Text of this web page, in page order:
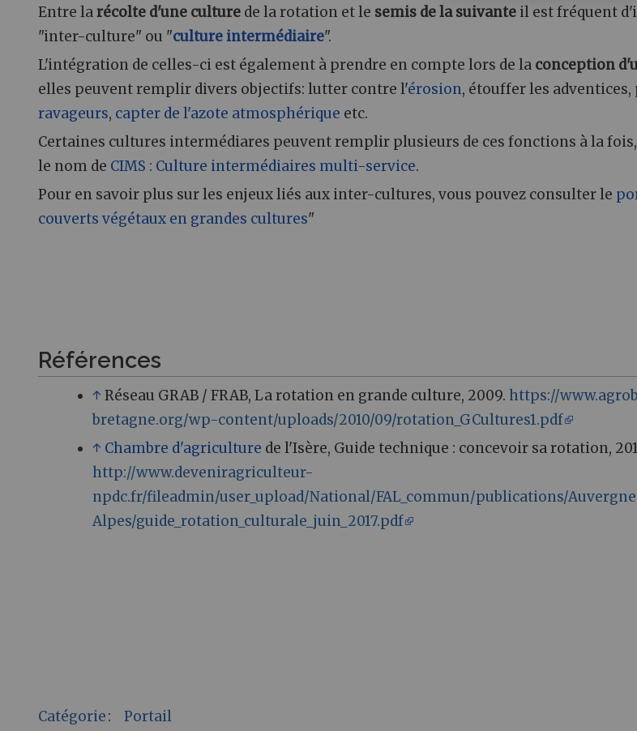
Entre larécolte d'une culture de la rotation et le semis de la suivante il est fréquent
"inter-culture" ou "culture intermédiaire".
L'intégration de celles-ci est également à prendre en compte lors de la conception
elles peuvent remplir divers objectifs: lutter contre l'érosion, étouffer les
ravageurs, capter de l'azote atmosphérique etc.
Certaines cultures intermédiares peuvent remplir plusieurs de ces fonctions à la
le nom de CIMS : Culture intermédiaires multi-service.
Pour en savoir plus sur les enjeux liés aux inter-cultures, vous pouvez consulter le
couverts végétaux en grandes cultures"
Références
↑ Réseau GRAB / FRAB, La rotation en grande culture, 2009.https://
bretagne.org/wp-content/uploads/2010/09/rotation_GCultures1.pdf
↑ Chambre d'agriculture de l'Isère, Guide technique : concevoir sa rotation,
http://www.deveniragriculteur-
npdc.fr/fileadmin/user_upload/National/FAL_commun/publications/
Alpes/guide_rotation_culturale_juin_2017.pdf
Catégorie: Portail